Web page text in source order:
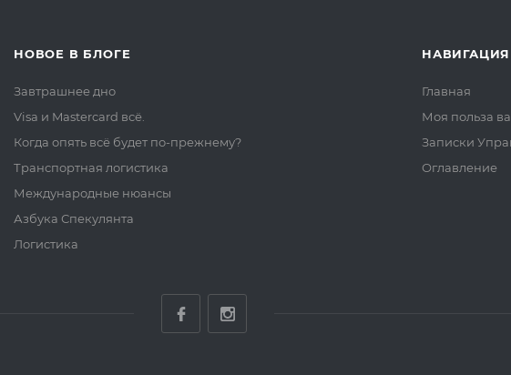
НОВОЕ В БЛОГЕ
Завтрашнее дно
Visa и Mastercard всё.
Когда опять всё будет по-прежнему?
Транспортная логистика
Международные нюансы
Азбука Спекулянта
Логистика
НАВИГАЦИЯ
Главная
Моя польза
Записки
Оглавление